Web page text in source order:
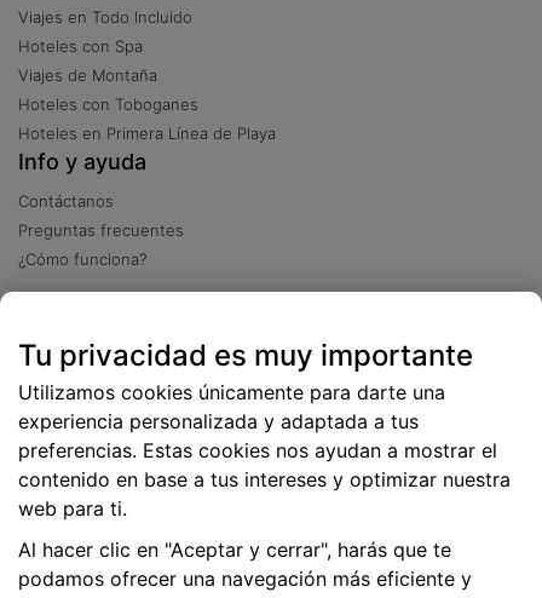
Viajes en Todo Incluido
Hoteles con Spa
Viajes de Montaña
Hoteles con Toboganes
Hoteles en Primera Línea de Playa
Info y ayuda
Contáctanos
Preguntas frecuentes
¿Cómo funciona?
Más de 2 millones de descargas
Tu privacidad es muy importante
Utilizamos cookies únicamente para darte una
experiencia personalizada y adaptada a tus
preferencias. Estas cookies nos ayudan a mostrar el
contenido en base a tus intereses y optimizar nuestra
web para ti.
Al hacer clic en "Aceptar y cerrar", harás que te
podamos ofrecer una navegación más eficiente y